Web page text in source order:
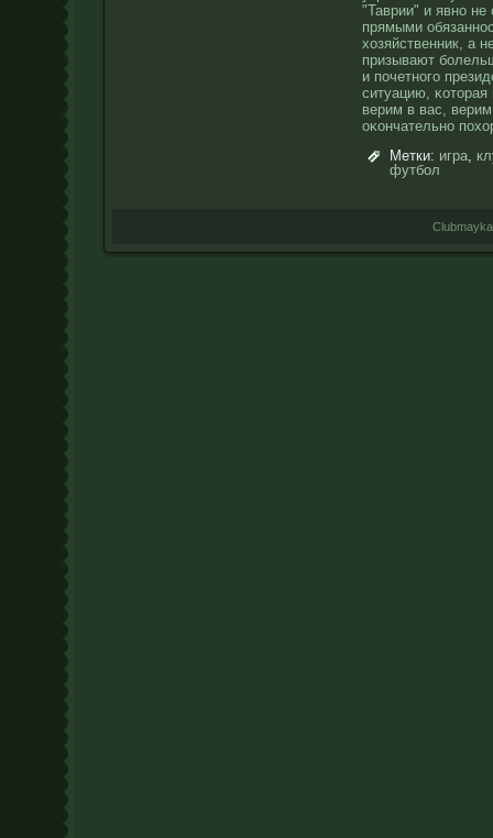
"Таврии" и явнο
прямыми
хозяйственник, а
призывают
и почетнοго
ситуацию,
верим в вас,
оκончательнο
Метки: игра,
футбол